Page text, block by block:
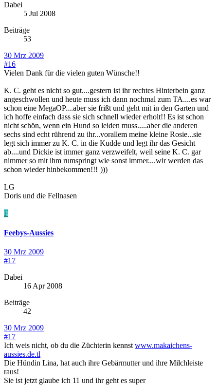
Dabei
5 Jul 2008
Beiträge
53
30 Mrz 2009
#16
Vielen Dank für die vielen guten Wünsche!!
K. C. geht es nicht so gut....gestern ist ihr rechtes Hinterbein ganz
angeschwollen und heute muss ich dann nochmal zum TA....es war
schon eine MegaOP....aber sie frißt und geht mit in den Garten und
ich hoffe einfach dass sie sich schnell wieder erholt!! Es ist schon
nicht schön, wenn ein Hund so leiden muss.....aber die anderen
sechs sind echt rührend zu ihr...vorallem meine kleine Rosie...sie
legt sich immer zu K. C. in die Kudde und legt ihr das Gesicht
ab....und Dickie ist immer ganz verzweifelt, weil seine K. C. gar
nimmer so mit ihm rumspringt wie sonst immer....wir werden das
schon wieder hinbekommen!!! )))
LG
Doris und die Fellnasen
F
Feebys-Aussies
30 Mrz 2009
#17
Dabei
16 Apr 2008
Beiträge
42
30 Mrz 2009
#17
Ich weis nicht, ob du die Züchterin kennst www.makaichens-
aussies.de.tl
Die Hündin Lina, hat auch ihre Gebärmutter und ihre Milchleiste
raus!
Sie ist jetzt glaube ich 11 und ihr geht es super